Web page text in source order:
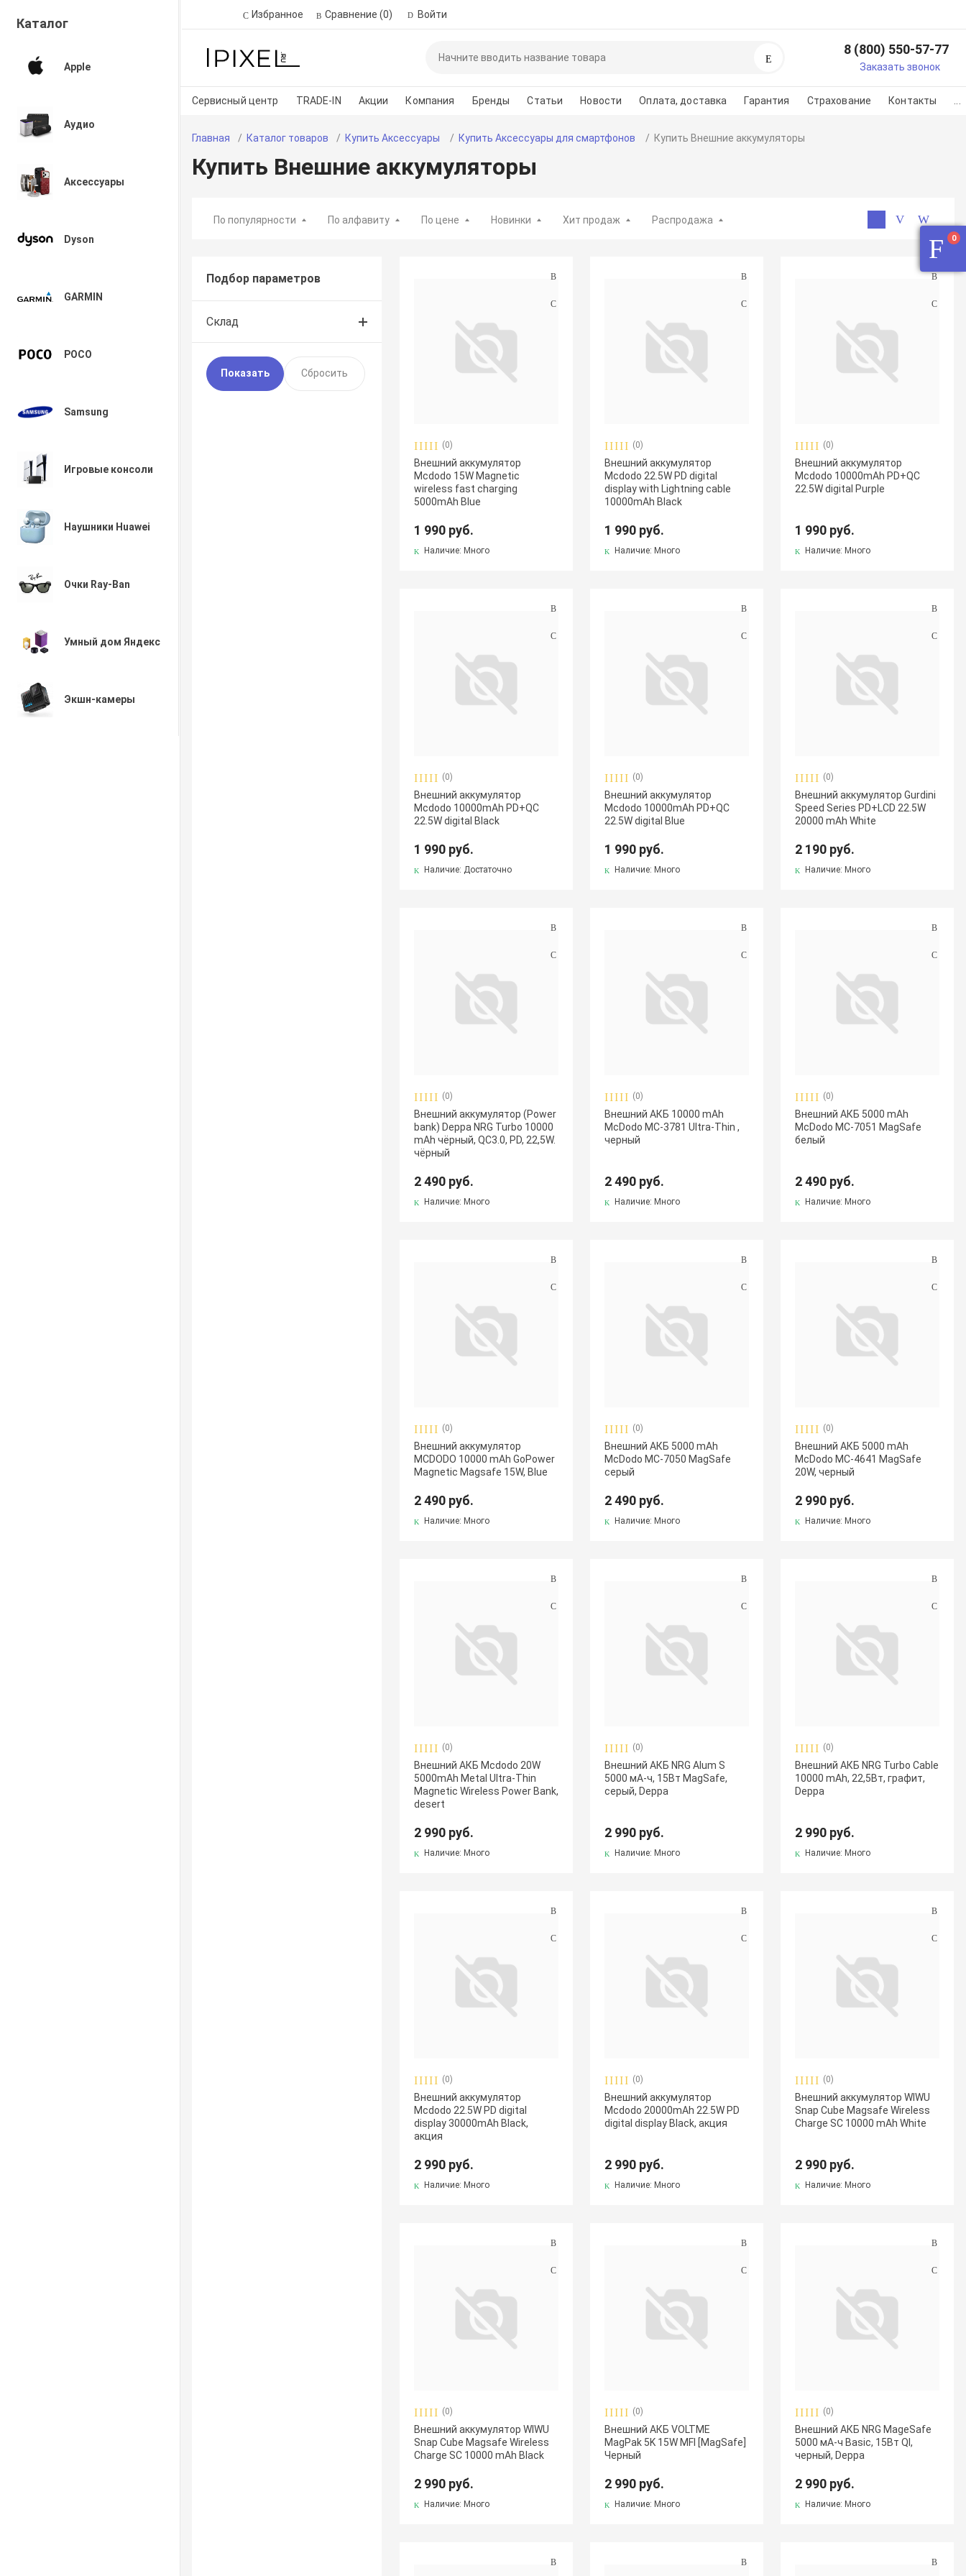
Избранное Сравнение (0) Войти
8 (800) 550-57-77
Заказать звонок
Сервисный центр TRADE-IN Акции Компания Бренды Статьи Новости Оплата, доставка Гарантия Страхование Контакты
Каталог
Apple
Аудио
Аксессуары
Dyson
GARMIN
POCO
Samsung
Игровые консоли
Наушники Huawei
Очки Ray-Ban
Умный дом Яндекс
Экшн-камеры
Главная Каталог товаров Купить Аксессуары Купить Аксессуары для смартфонов Купить Внешние аккумуляторы
Купить Внешние аккумуляторы
По популярности По алфавиту По цене Новинки Хит продаж Распродажа
Подбор параметров
Склад
(0)
Внешний аккумулятор
Mcdodo 15W Magnetic
wireless fast charging
5000mAh Blue
1 990 руб.
Наличие: Много
(0)
Внешний аккумулятор
Mcdodo 22.5W PD digital
display with Lightning cable
10000mAh Black
1 990 руб.
Наличие: Много
(0)
Внешний аккумулятор
Mcdodo 10000mAh PD+QC
22.5W digital Purple
1 990 руб.
Наличие: Много
(0)
Внешний аккумулятор
Mcdodo 10000mAh PD+QC
22.5W digital Black
1 990 руб.
Наличие: Достаточно
(0)
Внешний аккумулятор
Mcdodo 10000mAh PD+QC
22.5W digital Blue
1 990 руб.
Наличие: Много
(0)
Внешний аккумулятор Gurdini
Speed Series PD+LCD 22.5W
20000 mAh White
2 190 руб.
Наличие: Много
(0)
Внешний аккумулятор (Power
bank) Deppa NRG Turbo 10000
mAh чёрный, QC3.0, PD, 22,5W.
чёрный
2 490 руб.
Наличие: Много
(0)
Внешний АКБ 10000 mAh
McDodo MC-3781 Ultra-Thin ,
черный
2 490 руб.
Наличие: Много
(0)
Внешний АКБ 5000 mAh
McDodo MC-7051 MagSafe
белый
2 490 руб.
Наличие: Много
(0)
Внешний аккумулятор
MCDODO 10000 mAh GoPower
Magnetic Magsafe 15W, Blue
2 490 руб.
Наличие: Много
(0)
Внешний АКБ 5000 mAh
McDodo MC-7050 MagSafe
серый
2 490 руб.
Наличие: Много
(0)
Внешний АКБ 5000 mAh
McDodo MC-4641 MagSafe
20W, черный
2 990 руб.
Наличие: Много
(0)
Внешний АКБ Mcdodo 20W
5000mAh Metal Ultra-Thin
Magnetic Wireless Power Bank,
desert
2 990 руб.
Наличие: Много
(0)
Внешний АКБ NRG Alum S
5000 мА-ч, 15Вт MagSafe,
серый, Deppa
2 990 руб.
Наличие: Много
(0)
Внешний АКБ NRG Turbo Cable
10000 mAh, 22,5Вт, графит,
Deppa
2 990 руб.
Наличие: Много
(0)
Внешний аккумулятор
Mcdodo 22.5W PD digital
display 30000mAh Black,
акция
2 990 руб.
Наличие: Много
(0)
Внешний аккумулятор
Mcdodo 20000mAh 22.5W PD
digital display Black, акция
2 990 руб.
Наличие: Много
(0)
Внешний аккумулятор WIWU
Snap Cube Magsafe Wireless
Charge SC 10000 mAh White
2 990 руб.
Наличие: Много
(0)
Внешний аккумулятор WIWU
Snap Cube Magsafe Wireless
Charge SC 10000 mAh Black
2 990 руб.
Наличие: Много
(0)
Внешний АКБ VOLTME
MagPak 5K 15W MFI [MagSafe]
Черный
2 990 руб.
Наличие: Много
(0)
Внешний АКБ NRG MageSafe
5000 мА-ч Basic, 15Вт QI,
черный, Deppa
2 990 руб.
Наличие: Много
Пожалуйста, зарегистрируйтесь или
авторизуйтесь
0